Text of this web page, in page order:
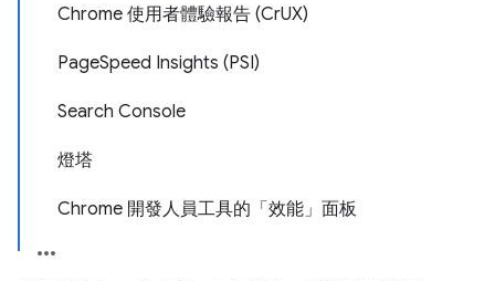
Chrome 使用者體驗報告 (CrUX)
PageSpeed Insights (PSI)
Search Console
燈塔
Chrome 開發人員工具的「效能」面板